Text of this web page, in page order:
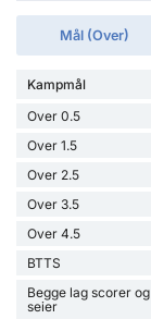
Mål (Over)
Kampmål
Over 0.5
Over 1.5
Over 2.5
Over 3.5
Over 4.5
BTTS
Begge lag scorer og
seier